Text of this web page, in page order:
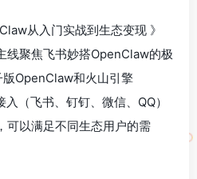
从入门实战到生态变现 》
线聚焦飞书妙搭OpenClaw的极
OpenClaw和火山引擎
（飞书、钉钉、微信、QQ）
可以满足不同生态用户的需